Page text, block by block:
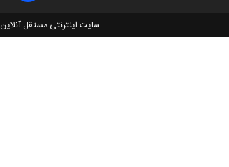
سایت اینترنتی مستقل آنلاین Ⓒ کلیه حقوق متعلق به سایت مستقل آنلاین است.